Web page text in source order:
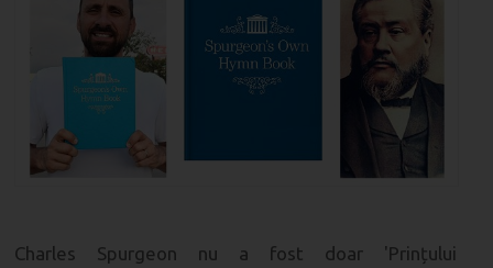
Charles Spurgeon nu a fost doar 'Prințului